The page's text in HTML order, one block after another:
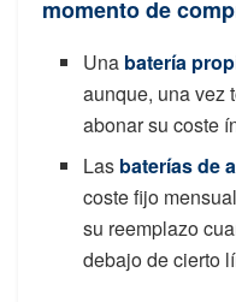
momento de
Una batería
aunque, una vez
abonar su coste
Las baterías de
coste fijo
su reemplazo
debajo de cierto